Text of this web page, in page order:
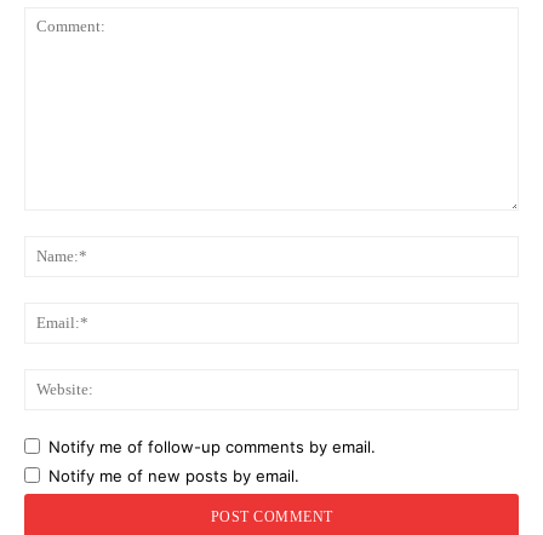
Notify me of follow-up comments by email.
Notify me of new posts by email.